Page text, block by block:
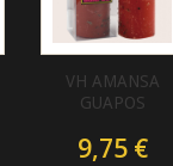
VH AMANSA
GUAPOS
9,75 €